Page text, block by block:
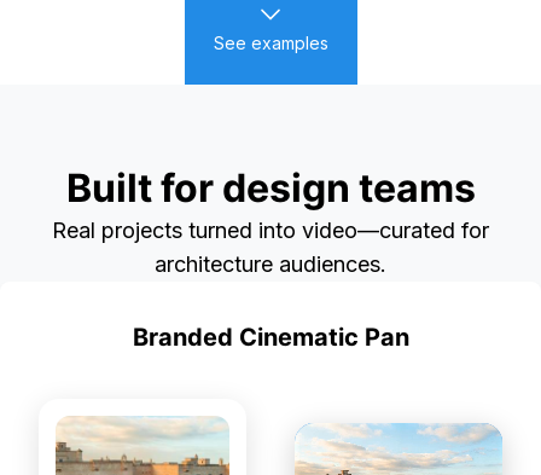
See examples
Built for design teams
Real projects turned into video—curated for
architecture audiences.
Branded Cinematic Pan